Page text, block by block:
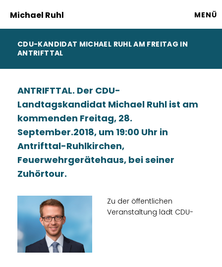
Michael Ruhl MENÜ
CDU-KANDIDAT MICHAEL RUHL AM FREITAG IN
ANTRIFTTAL
ANTRIFTTAL. Der CDU-
Landtagskandidat Michael Ruhl ist am
kommenden Freitag, 28.
September.2018, um 19:00 Uhr in
Antrifttal-Ruhlkirchen,
Feuerwehrgerätehaus, bei seiner
Zuhörtour.
Zu der öffentlichen
Veranstaltung lädt CDU-